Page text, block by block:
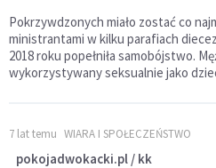
Pokrzywdzonych miało zostać co
ministrantami w kilku parafiach
2018 roku popełniła samobójstwo.
wykorzystywany seksualnie jako
7 lat temu WIARA I SPOŁECZEŃSTWO
pokojadwokacki.pl / kk